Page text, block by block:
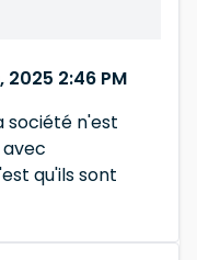
2:46 PM
société n'est
qu'ils sont